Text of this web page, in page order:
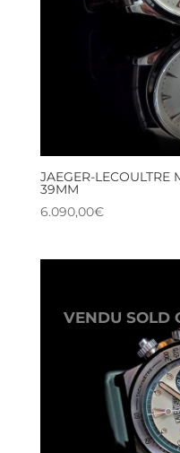
JAEGER-LECOULTRE
39MM
6.090,00€
VENDU SOLD